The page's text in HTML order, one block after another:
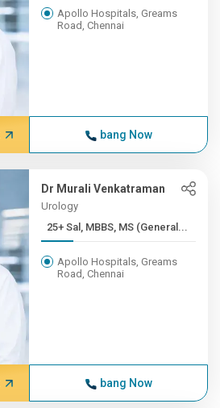
Apollo Hospitals, Greams
Road, Chennai
bang Now
Dr Murali Venkatraman
Urology
25+ Sal, MBBS, MS (General...
Apollo Hospitals, Greams
Road, Chennai
bang Now